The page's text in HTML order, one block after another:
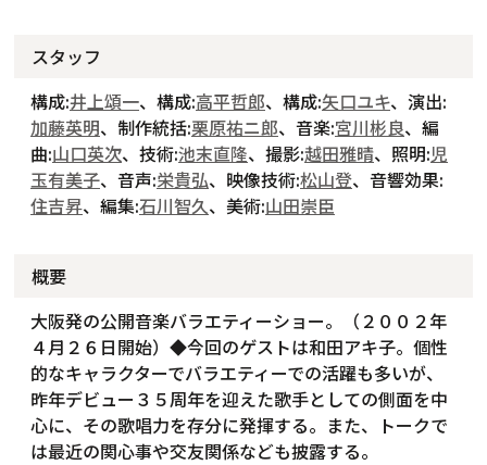
スタッフ
構成:井上頌一、構成:高平哲郎、構成:矢口ユキ、演出:
加藤英明、制作統括:栗原祐ニ郎、音楽:宮川彬良、編
曲:山口英次、技術:池末直隆、撮影:越田雅晴、照明:児
玉有美子、音声:栄貴弘、映像技術:松山登、音響効果:
住吉昇、編集:石川智久、美術:山田崇臣
概要
大阪発の公開音楽バラエティーショー。（２００２年
４月２６日開始）◆今回のゲストは和田アキ子。個性
的なキャラクターでバラエティーでの活躍も多いが、
昨年デビュー３５周年を迎えた歌手としての側面を中
心に、その歌唱力を存分に発揮する。また、トークで
は最近の関心事や交友関係なども披露する。